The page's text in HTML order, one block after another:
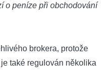
o peníze při obchodování
brokera, protože
také regulován několika